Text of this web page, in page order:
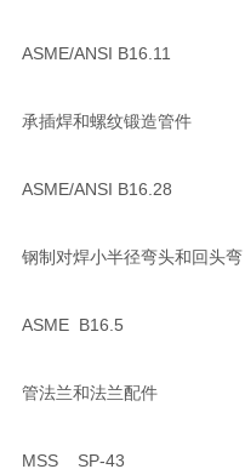
ASME/ANSI B16.11
承插焊和螺纹锻造管件
ASME/ANSI B16.28
钢制对焊小半径弯头和回头弯
ASME B16.5
管法兰和法兰配件
MSS SP-43